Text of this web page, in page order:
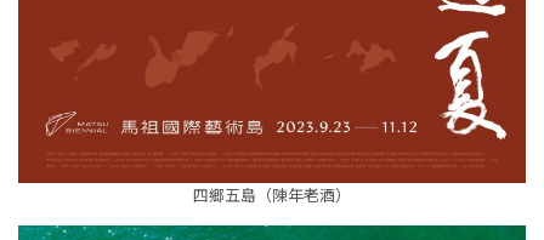
四鄉五島（陳年老酒）